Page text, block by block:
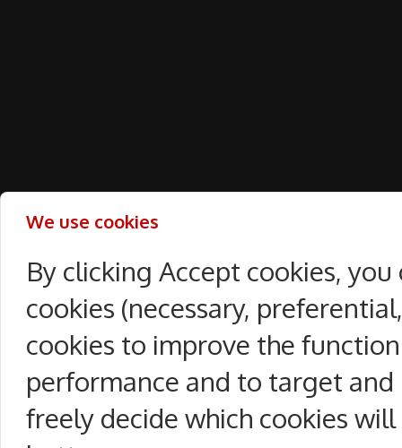
We use cookies
By clicking Accept cookies,
cookies (necessary,
cookies to improve the
performance and to target and
freely decide which cookies